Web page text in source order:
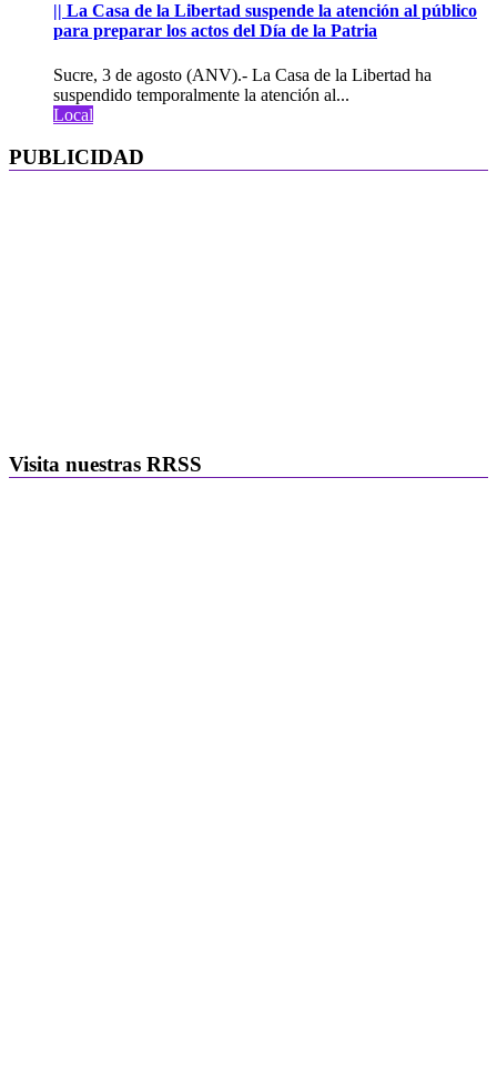
|| La Casa de la Libertad suspende la atención al público
para preparar los actos del Día de la Patria
Sucre, 3 de agosto (ANV).- La Casa de la Libertad ha
suspendido temporalmente la atención al...
Local
PUBLICIDAD
Visita nuestras RRSS